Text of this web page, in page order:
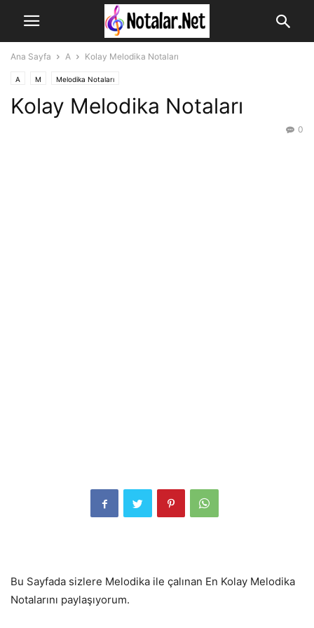
Ana Sayfa A Kolay Melodika Notaları
A M Melodika Notaları
Kolay Melodika Notaları
0
Bu Sayfada sizlere Melodika ile çalınan En Kolay Melodika
Notalarını paylaşıyorum.